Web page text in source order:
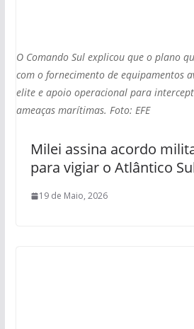
O Comando Sul explicou que o plano
com o fornecimento de equipamentos
elite e apoio operacional para
ameaças marítimas. Foto: EFE
Milei assina acordo
para vigiar o Atlântico
19 de Maio, 2026